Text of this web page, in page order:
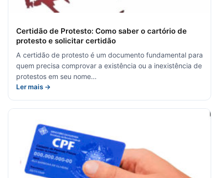
Certidão de Protesto: Como saber o cartório de
protesto e solicitar certidão
A certidão de protesto é um documento fundamental para
quem precisa comprovar a existência ou a inexistência de
protestos em seu nome…
Ler mais →